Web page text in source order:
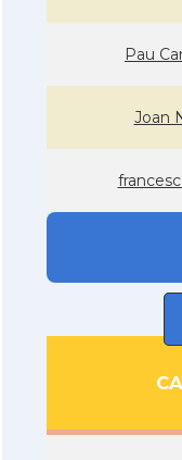
Pau
Joan